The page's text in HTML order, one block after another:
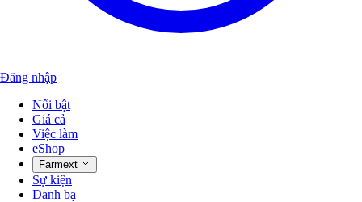
Đăng nhập
Nổi bật
Giá cả
Việc làm
eShop
Farmext
Sự kiện
Danh bạ